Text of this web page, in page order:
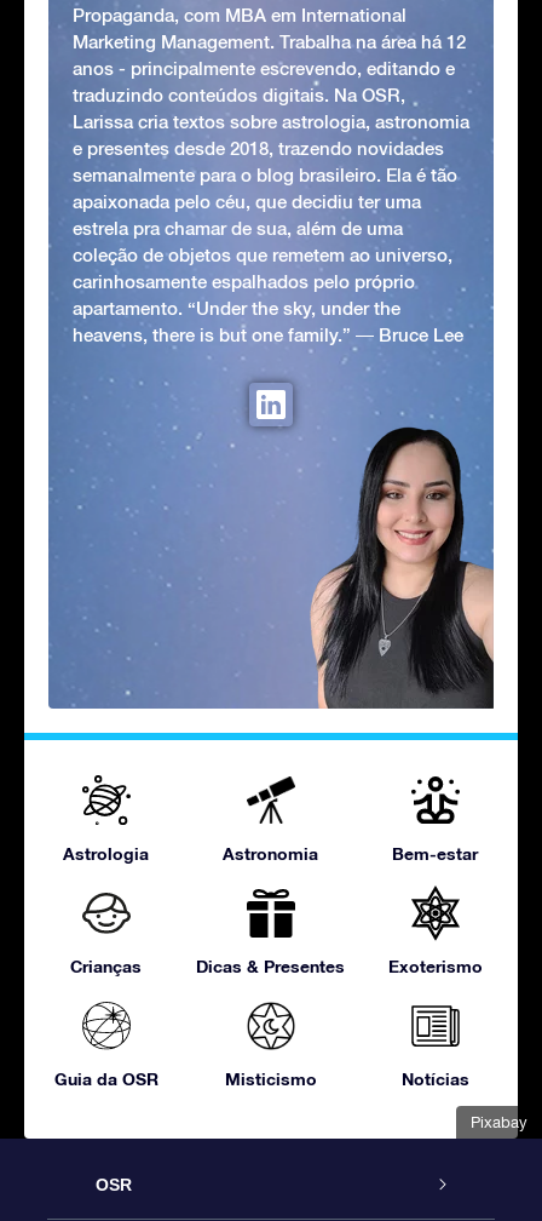
Pixabay
Propaganda, com MBA em International
Marketing Management. Trabalha na área há 12
anos - principalmente escrevendo, editando e
traduzindo conteúdos digitais. Na OSR,
Larissa cria textos sobre astrologia, astronomia
e presentes desde 2018, trazendo novidades
semanalmente para o blog brasileiro. Ela é tão
apaixonada pelo céu, que decidiu ter uma
estrela pra chamar de sua, além de uma
coleção de objetos que remetem ao universo,
carinhosamente espalhados pelo próprio
apartamento. “Under the sky, under the
heavens, there is but one family.” ― Bruce Lee
Astrologia Astronomia Bem-estar
Crianças Dicas & Presentes Exoterismo
Guia da OSR Misticismo Notícias
OSR